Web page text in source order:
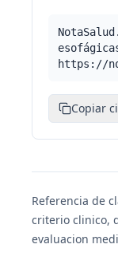
https://
Copiar
Referencia de
criterio clinico,
evaluacion